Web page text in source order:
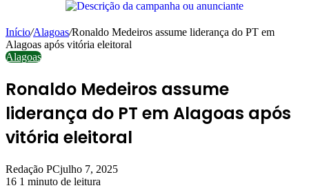
Início/Alagoas/Ronaldo Medeiros assume liderança do PT em
Alagoas após vitória eleitoral
Alagoas
Ronaldo Medeiros assume
liderança do PT em Alagoas após
vitória eleitoral
Redação PCjulho 7, 2025
16 1 minuto de leitura